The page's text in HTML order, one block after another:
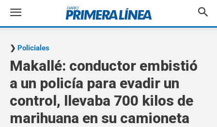
Policiales
Makallé: conductor embistió
a un policía para evadir un
control, llevaba 700 kilos de
marihuana en su camioneta